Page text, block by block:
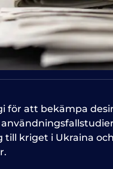
för att bekämpa
kriget i Ukraina